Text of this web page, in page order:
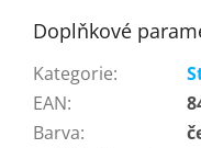
Doplňkové
Kategorie:
EAN:
Barva: